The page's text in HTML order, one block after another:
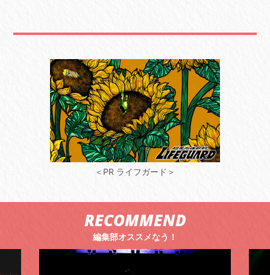
＜PR ライフガード＞
RECOMMEND
編集部オススメなう！